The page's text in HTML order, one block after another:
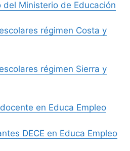
Ministerio de Educación
régimen Costa y
régimen Sierra y
en Educa Empleo
DECE en Educa Empleo